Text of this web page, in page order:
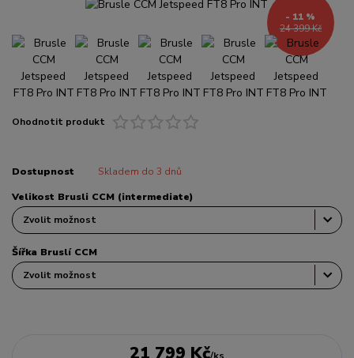
24 399 Kč
- 11 %
Ohodnotit produkt
Dostupnost Skladem do 3 dnů
Velikost Brusli CCM (intermediate)
Šířka Bruslí CCM
21 799 Kč